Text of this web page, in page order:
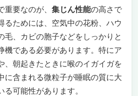
重要なのが、 集じん性能の高さで
るためには、空気中の花粉、ハウ
毛、カビの胞子などをしっかりと
機である必要があります。特にア
、朝起きたときに喉のイガイガを
に含まれる微粒子が睡眠の質に大
る可能性があります。